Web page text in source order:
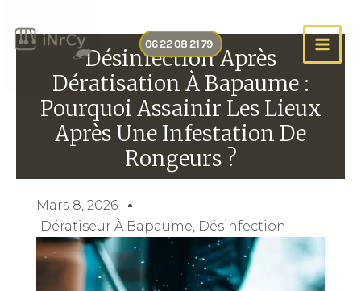
contenu
06 22 08 21 79
Désinfection Après
Dératisation À Bapaume :
Pourquoi Assainir Les Lieux
Après Une Infestation De
Rongeurs ?
Mars 8, 2026
Dératiseur À Bapaume, Désinfection